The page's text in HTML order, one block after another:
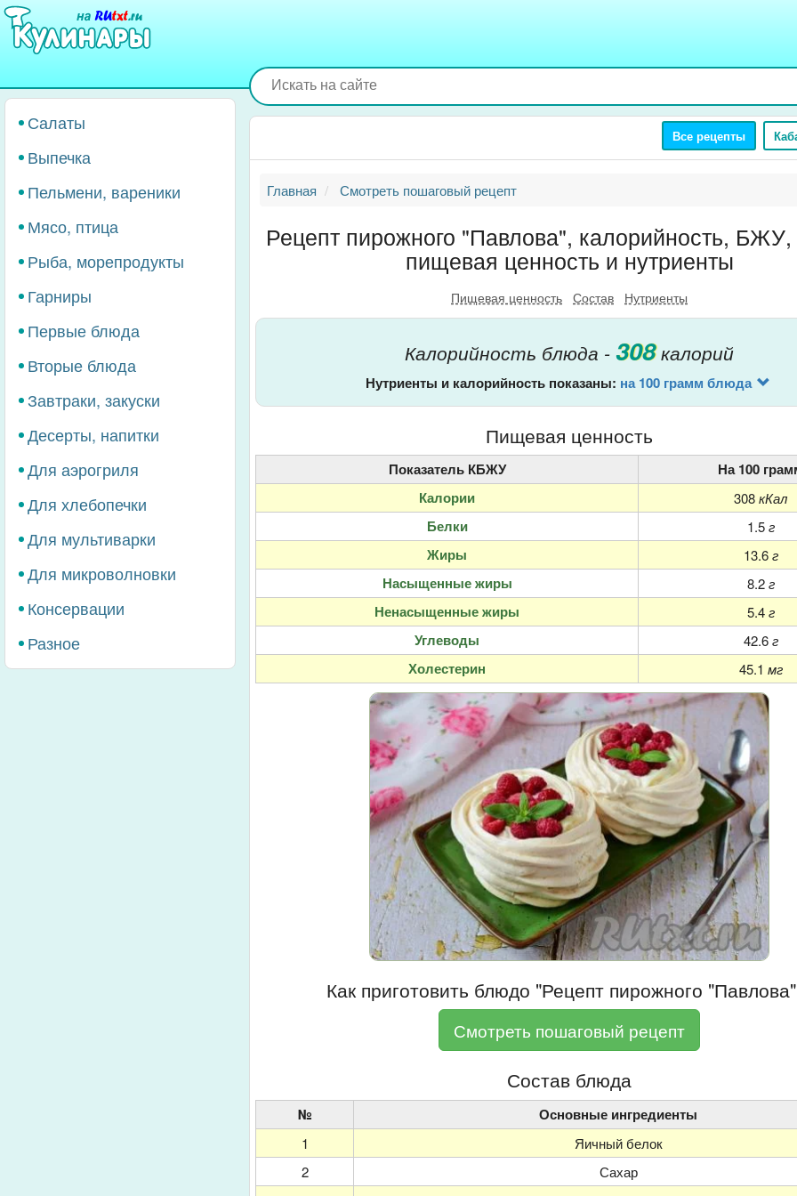
Перейти
основному
Салаты
Выпечка
Пельмени, вареники
Мясо, птица
Рыба, морепродукты
Гарниры
Первые блюда
Вторые блюда
Завтраки, закуски
Десерты, напитки
Для аэрогриля
Для хлебопечки
Для мультиварки
Для микроволновки
Консервации
Разное
Все рецепты
Главная Смотреть пошаговый рецепт
Рецепт пирожного "Павлова", калорийность, БЖУ,
пищевая ценность и нутриенты
Пищевая ценность Состав Нутриенты
Калорийность блюда - 308 калорий
Нутриенты и калорийность показаны: на 100 грамм блюда
Пищевая ценность
Показатель КБЖУ
На 100
Калории
308кКал
Белки 1.5 г
Жиры 13.6 г
Насыщенные жиры 8.2 г
Ненасыщенные жиры 5.4 г
Углеводы 42.6 г
Холестерин 45.1 мг
Как приготовить блюдо "Рецепт пирожного
Смотреть пошаговый рецепт
Состав блюда
№ Основные ингредиенты
1
Яичный белок
2
Сахар